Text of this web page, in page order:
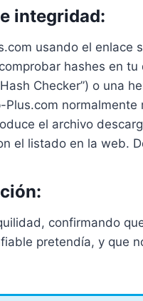
integridad:
usando el enlace
hashes en
Checker”) o una
el archivo
el listado en la web.
confirmando
pretendía, y que